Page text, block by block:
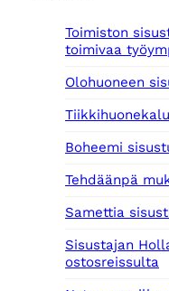
Toimiston
toimivaa
Olohuoneen
Boheemi
Tehdäänpä
Samettia
Sisustajan
ostosreissulta